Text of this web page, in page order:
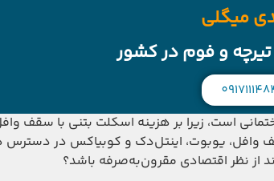
میگلی
تیرچه و فوم در کشور
است، زیرا بر هزینه اسکلت بتنی با سقف
سقف وافل، یوبوت، اینتل‌دک و کوبیاکس در
از نظر اقتصادی مقرون‌به‌صرفه باشد؟